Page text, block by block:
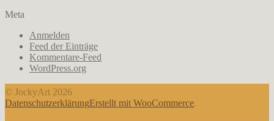
Meta
Anmelden
Feed der Einträge
Kommentare-Feed
WordPress.org
© JockyArt 2026
DatenschutzerklärungErstellt mit WooCommerce.